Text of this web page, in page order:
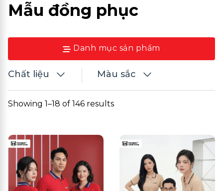
Mẫu đồng phục
Danh mục sản phẩm
Chất liệu Màu sắc
Showing 1–18 of 146 results